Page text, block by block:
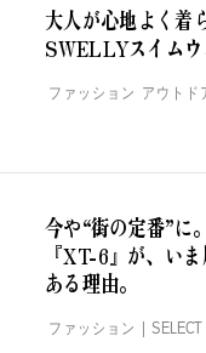
大人が心地よく着
SWELLYスイムウ
ファッション アウトド
今や“街の定番”に。
『XT-6』が、い
ある理由。
ファッション